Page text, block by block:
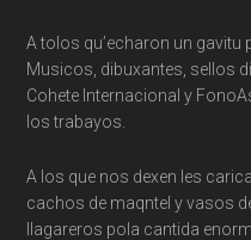
A tolos qu’echaron un gavitu
Musicos, dibuxantes, sellos
Cohete Internacional y
los trabayos.
A los que nos dexen les
cachos de maqntel y vasos
llagareros pola cantida